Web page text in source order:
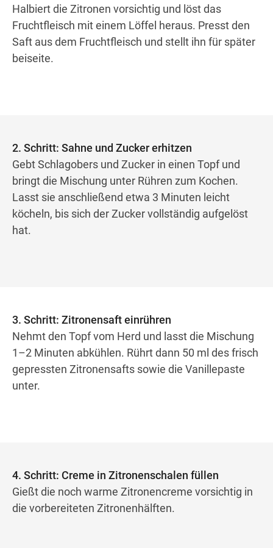
Halbiert die Zitronen vorsichtig und löst das
Fruchtfleisch mit einem Löffel heraus. Presst den
Saft aus dem Fruchtfleisch und stellt ihn für später
beiseite.
2. Schritt: Sahne und Zucker erhitzen
Gebt Schlagobers und Zucker in einen Topf und
bringt die Mischung unter Rühren zum Kochen.
Lasst sie anschließend etwa 3 Minuten leicht
köcheln, bis sich der Zucker vollständig aufgelöst
hat.
3. Schritt: Zitronensaft einrühren
Nehmt den Topf vom Herd und lasst die Mischung
1–2 Minuten abkühlen. Rührt dann 50 ml des frisch
gepressten Zitronensafts sowie die Vanillepaste
unter.
4. Schritt: Creme in Zitronenschalen füllen
Gießt die noch warme Zitronencreme vorsichtig in
die vorbereiteten Zitronenhälften.